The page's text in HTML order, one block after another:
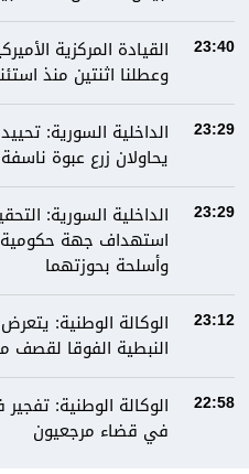
23:40
وعطلنا اثنتين منذ
23:29
الداخلية السورية:
يحاولان زرع عبوة
23:29
الداخلية السورية:
استهداف جهة حكومية
وأسلحة بحوزتهما
23:12
الوكالة الوطنية:
النبطية الفوقا
22:58
الوكالة الوطنية:
في قضاء مرجعيون